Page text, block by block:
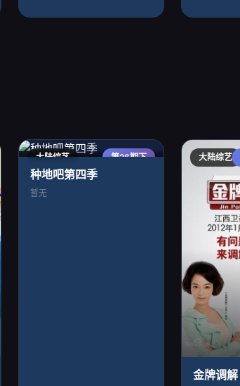
大陆综艺 第26期下
种地吧第四季
暂无
大陆综艺
金牌调解